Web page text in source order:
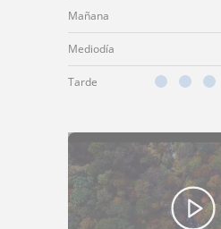
Mañana
Mediodía
Tarde